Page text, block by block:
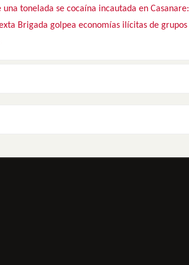
una tonelada se cocaína incautada en Casanare:
Brigada golpea economías ilícitas de grupos